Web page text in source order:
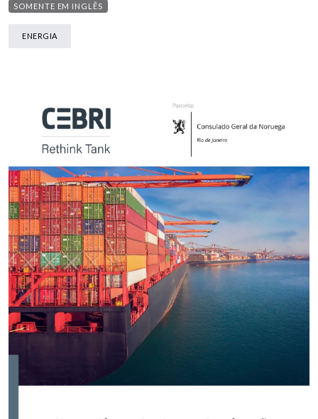
SOMENTE EM INGLÊS
ENERGIA